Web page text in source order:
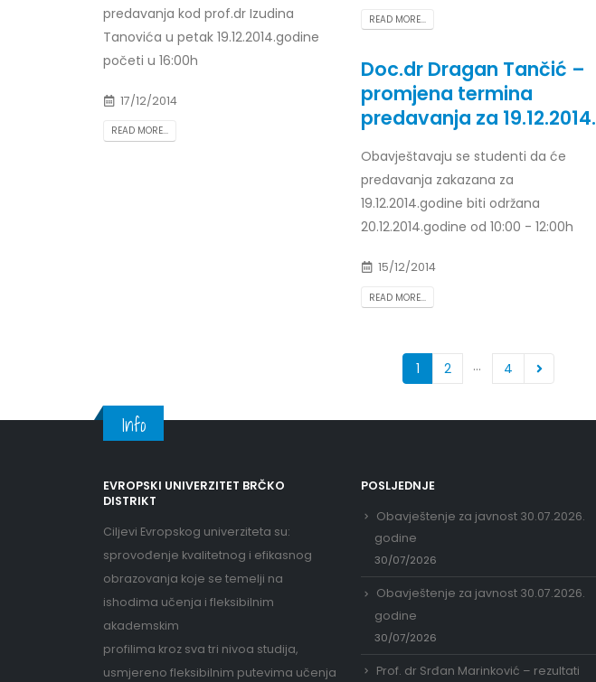
READ MORE...
predavanja kod prof.dr Izudina
Tanovića u petak 19.12.2014.godine
početi u 16:00h
17/12/2014
READ MORE...
Doc.dr Dragan Tančić –
promjena termina
predavanja za 19.12.2014.
Obavještavaju se studenti da će
predavanja zakazana za
19.12.2014.godine biti održana
20.12.2014.godine od 10:00 - 12:00h
15/12/2014
READ MORE...
1 2 … 4
Info
EVROPSKI UNIVERZITET BRČKO
DISTRIKT
Ciljevi Evropskog univerziteta su:
sprovođenje kvalitetnog i efikasnog
obrazovanja koje se temelji na
ishodima učenja i fleksibilnim
akademskim
profilima kroz sva tri nivoa studija,
usmjereno fleksibilnim putevima učenja
POSLJEDNJE
Obavještenje za javnost 30.07.2026.
godine
30/07/2026
Obavještenje za javnost 30.07.2026.
godine
30/07/2026
Prof. dr Srđan Marinković – rezultati